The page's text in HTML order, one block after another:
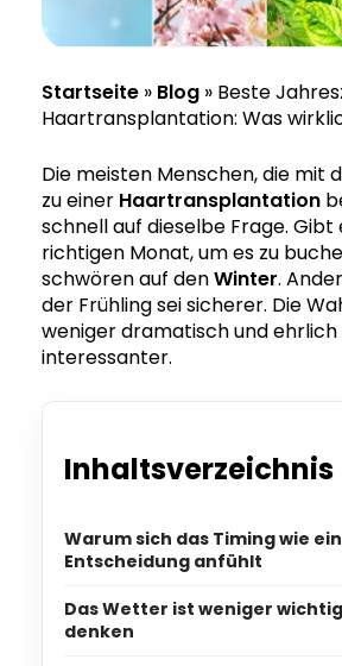
Startseite » Blog » Beste
Haartransplantation: Was
Die meisten Menschen, die mit
zu einer Haartransplantation
schnell auf dieselbe Frage. Gibt
richtigen Monat, um es zu
schwören auf denWinter.
der Frühling sei sicherer. Die
weniger dramatisch und
interessanter.
Inhaltsverzeichnis
Warum sich das Timing wie
Entscheidung anfühlt
Das Wetter ist weniger
denken